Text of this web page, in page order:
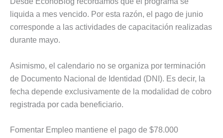
liquida a mes vencido. Por esta razón, el pago de junio
corresponde a las actividades de capacitación realizadas
durante mayo.
Asimismo, el calendario no se organiza por terminación
de Documento Nacional de Identidad (DNI). Es decir, la
fecha depende exclusivamente de la modalidad de cobro
registrada por cada beneficiario.
Fomentar Empleo mantiene el pago de $78.000